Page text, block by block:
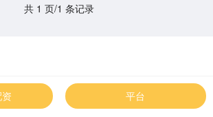
共 1 页/1 条记录
平台